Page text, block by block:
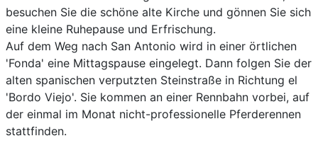
besuchen Sie die schöne alte Kirche und gönnen Sie sich
eine kleine Ruhepause und Erfrischung.
Auf dem Weg nach San Antonio wird in einer örtlichen
'Fonda' eine Mittagspause eingelegt. Dann folgen Sie der
alten spanischen verputzten Steinstraße in Richtung el
'Bordo Viejo'. Sie kommen an einer Rennbahn vorbei, auf
der einmal im Monat nicht-professionelle Pferderennen
stattfinden.